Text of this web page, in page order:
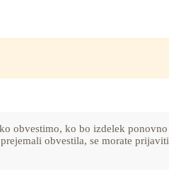
obvestimo, ko bo izdelek ponovno
obvestila, se morate prijaviti